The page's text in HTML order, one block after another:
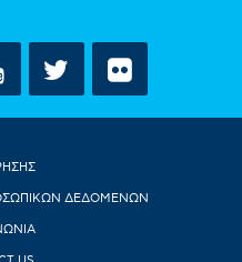
ΔΕΔΟΜΕΝΩΝ